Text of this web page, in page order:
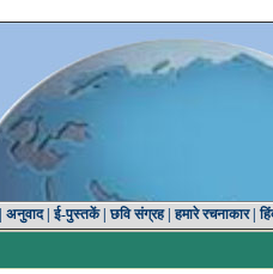
अनुवाद| ई-पुस्तकें| छवि संग्रह| हमारे रचनाकार|